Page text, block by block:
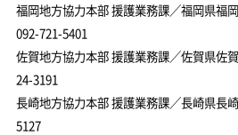
福岡地方協力本部 援護業務課／福岡県福
092-721-5401
佐賀地方協力本部 援護業務課／佐賀県佐
24-3191
長崎地方協力本部 援護業務課／長崎県長
5127